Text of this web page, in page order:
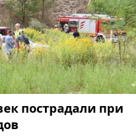
пострадали при